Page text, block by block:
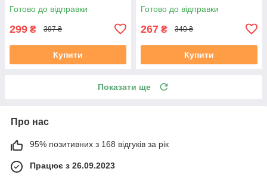
Готово до відправки
299 ₴ 397 ₴
Купити
Готово до відправки
267 ₴ 340 ₴
Купити
Показати ще
Про нас
95% позитивних з 168 відгуків за рік
Працює з 26.09.2023